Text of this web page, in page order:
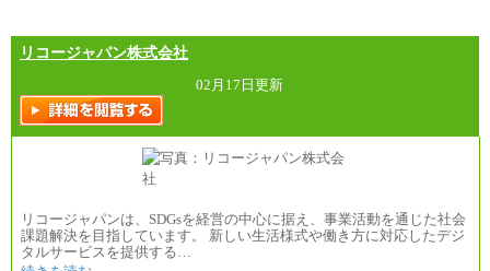
リコージャパン株式会社
02月17日更新
リコージャパンは、SDGsを経営の中心に据え、事業活動を通じた社会
課題解決を目指しています。 新しい生活様式や働き方に対応したデジ
タルサービスを提供する…